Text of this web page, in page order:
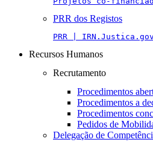
PRR dos Registos
PRR |
Recursos Humanos
Recrutamento
Procedimentos
Procedimentos a
Procedimentos
Pedidos de
Delegação de